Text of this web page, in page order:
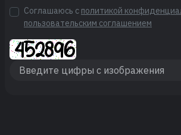
Соглашаюсь с политикой
пользовательским соглашением